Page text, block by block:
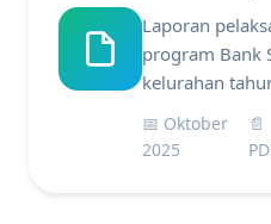
Laporan
program Bank
kelurahan
📅 Oktober
2025
📄